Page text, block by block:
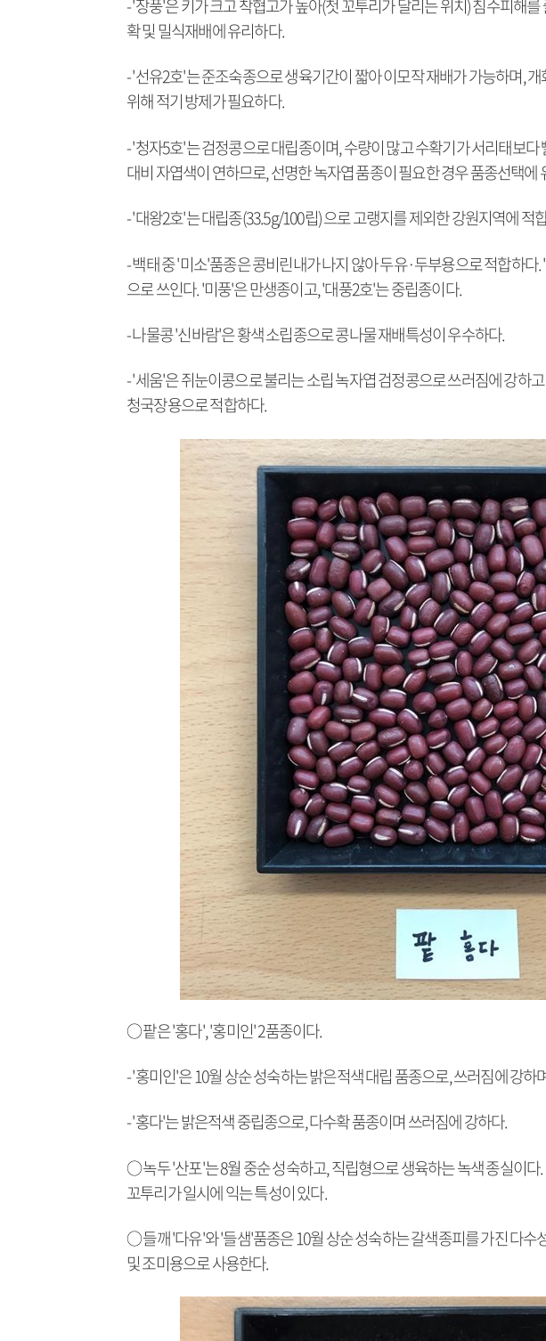
- '장풍'은 키가 크고 착협고가 높아(첫 꼬투리가 달리는 위치) 침수피해
확 및 밀식재배에 유리하다.
- '선유2호'는 준조숙종으로 생육기간이 짧아 이모작 재배가 가능하며,
위해 적기 방제가 필요하다.
- '청자5호'는 검정콩으로 대립종이며, 수량이 많고 수확기가 서리태보
대비 자엽색이 연하므로, 선명한 녹자엽 품종이 필요한 경우 품종선택에
- '대왕2호'는 대립종(33.5g/100립) 으로 고랭지를 제외한 강원지역에 적
- 백태 중 '미소'품종은 콩비린내가 나지 않아 두유·두부용으로 적합하다
으로 쓰인다. '미풍'은 만생종이고, '대풍2호'는 중립종이다.
- 나물콩 '신바람'은 황색 소립종으로 콩나물 재배특성이 우수하다.
- '세움'은 쥐눈이콩으로 불리는 소립 녹자엽 검정콩으로 쓰러짐에 강하
청국장용으로 적합하다.
○ 팥은 '홍다', '홍미인' 2품종이다.
- '홍미인'은 10월 상순 성숙하는 밝은적색 대립 품종으로, 쓰러짐에 강하
- '홍다'는 밝은적색 중립종으로, 다수확 품종이며 쓰러짐에 강하다.
○ 녹두 '산포'는 8월 중순 성숙하고, 직립형으로 생육하는 녹색 종실이
꼬투리가 일시에 익는 특성이 있다.
○ 들깨 '다유'와 '들샘'품종은 10월 상순 성숙하는 갈색종피를 가진 다수
및 조미용으로 사용한다.